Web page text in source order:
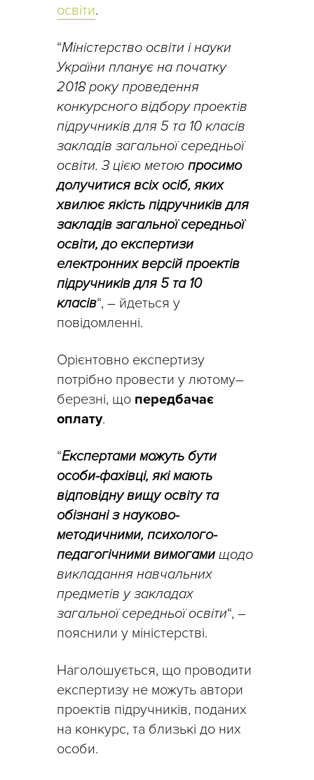
освіти.
“Міністерство освіти і науки
України планує на початку
2018 року проведення
конкурсного відбору проектів
підручників для 5 та 10 класів
закладів загальної середньої
освіти. З цією метою просимо
долучитися всіх осіб, яких
хвилює якість підручників для
закладів загальної середньої
освіти, до експертизи
електронних версій проектів
підручників для 5 та 10
класів“, – йдеться у
повідомленні.
Орієнтовно експертизу
потрібно провести у лютому–
березні, що передбачає
оплату.
“Експертами можуть бути
особи-фахівці, які мають
відповідну вищу освіту та
обізнані з науково-
методичними, психолого-
педагогічними вимогами щодо
викладання навчальних
предметів у закладах
загальної середньої освіти“, –
пояснили у міністерстві.
Наголошується, що проводити
експертизу не можуть автори
проектів підручників, поданих
на конкурс, та близькі до них
особи.